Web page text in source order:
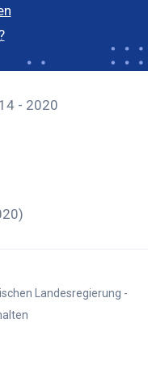
- 2020
Landesregierung -